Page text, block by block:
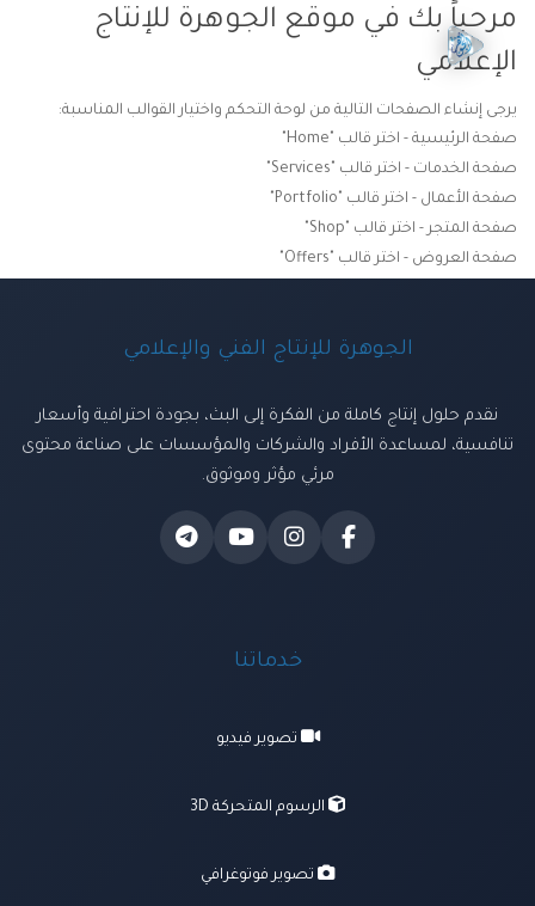
مرحباً بك في موقع الجوهرة للإنتاج
الإعلامي
يرجى إنشاء الصفحات التالية من لوحة التحكم واختيار القوالب المناسبة:
صفحة الرئيسية - اختر قالب "Home"
صفحة الخدمات - اختر قالب "Services"
صفحة الأعمال - اختر قالب "Portfolio"
صفحة المتجر - اختر قالب "Shop"
صفحة العروض - اختر قالب "Offers"
الجوهرة للإنتاج الفني والإعلامي
نقدم حلول إنتاج كاملة من الفكرة إلى البث، بجودة احترافية وأسعار
تنافسية، لمساعدة الأفراد والشركات والمؤسسات على صناعة محتوى
مرئي مؤثر وموثوق.
خدماتنا
تصوير فيديو
الرسوم المتحركة 3D
تصوير فوتوغرافي